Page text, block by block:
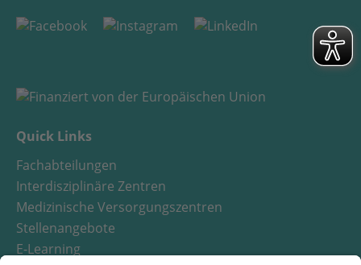
Quick Links
Fachabteilungen
Interdisziplinäre Zentren
Medizinische Versorgungszentren
Stellenangebote
E-Learning